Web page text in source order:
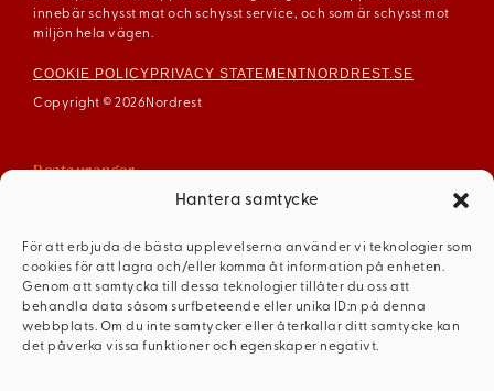
Hantera samtycke
För att erbjuda de bästa upplevelserna använder vi teknologier som
cookies för att lagra och/eller komma åt information på enheten.
Genom att samtycka till dessa teknologier tillåter du oss att
behandla data såsom surfbeteende eller unika ID:n på denna
webbplats. Om du inte samtycker eller återkallar ditt samtycke kan
det påverka vissa funktioner och egenskaper negativt.
innebär schysst mat och schysst service, och som är schysst mot
miljön hela vägen.
COOKIE POLICY PRIVACY STATEMENT NORDREST.SE
Copyright © 2026 Nordrest
Restauranger
Gävle
Mariestad
Mellerud
Ödeshög